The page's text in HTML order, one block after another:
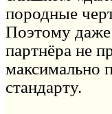
породные
Поэтому даже
партнёра не
максимально
стандарту.